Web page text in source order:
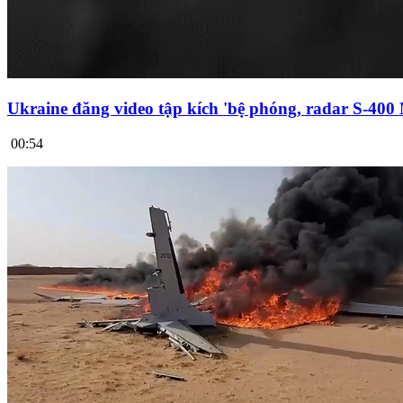
Ukraine đăng video tập kích 'bệ phóng, radar S-400
00:54